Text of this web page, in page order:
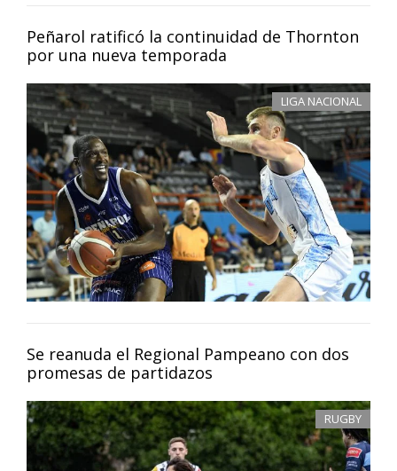
Peñarol ratificó la continuidad de Thornton
por una nueva temporada
LIGA NACIONAL
Se reanuda el Regional Pampeano con dos
promesas de partidazos
RUGBY